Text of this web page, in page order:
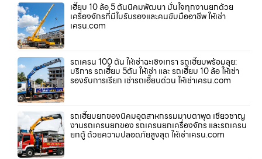
เฮี๊ยบ 10 ล้อ 5 ตันนิคมพัฒนา มั่นใจทุกงานยกด้วย
เครื่องจักรที่มีใบรับรองและคนขับมืออาชีพ ให้เช่า
เครน.com
รถเครน 100 ตัน ให้เช่าฉะเชิงเทรา รถเฮี๊ยบพร้อมลุย:
บริการ รถเฮี๊ยบ 5ตัน ให้เช่า และ รถเฮี๊ยบ 10 ล้อ ให้เช่า
รองรับการเรียก เช่ารถเฮี๊ยบด่วน ให้เช่าเครน.com
รถเฮี๊ยบยกของนิคมอุตสาหกรรมมาบตาพุด เชี่ยวชาญ
งานรถเครนยกของ รถเครนยกเครื่องจักร และรถเครน
ยกตู้ ด้วยความปลอดภัยสูงสุด ให้เช่าเครน.com